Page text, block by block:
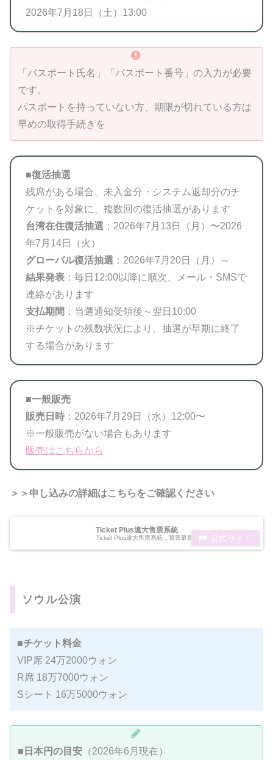
2026年7月18日（土）13:00
「パスポート氏名」「パスポート番号」の入力が必要
です。
パスポートを持っていない方、期限が切れている方は
早めの取得手続きを
■復活抽選
残席がある場合、未入金分・システム返却分のチ
ケットを対象に、複数回の復活抽選があります
台湾在住復活抽選 ：2026年7月13日（月）〜2026
年7月14日（火）
グローバル復活抽選 ：2026年7月20日（月）～
結果発表 ：毎日12:00以降に順次、メール・SMSで
連絡があります
支払期間 ：当選通知受領後～翌日10:00
※チケットの残数状況により、抽選が早期に終了
する場合があります
■一般販売
販売日時 ：2026年7月29日（水）12:00〜
※一般販売がない場合もあります
販売はこちらから
＞＞申し込みの詳細はこちらをご確認ください
Ticket Plus遠大售票系統
Ticket Plus遠大售票系統，買票最直覺的售票平台！
ソウル公演
■チケット料金
VIP席 24万2000ウォン
R席 18万7000ウォン
Sシート 16万5000ウォン
■ 日本円の目安 （2026年6月現在）